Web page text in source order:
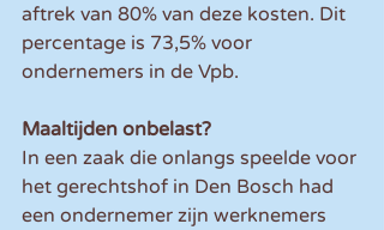
aftrek van 80% van deze kosten. Dit
percentage is 73,5% voor
ondernemers in de Vpb.
Maaltijden onbelast?
In een zaak die onlangs speelde voor
het gerechtshof in Den Bosch had
een ondernemer zijn werknemers